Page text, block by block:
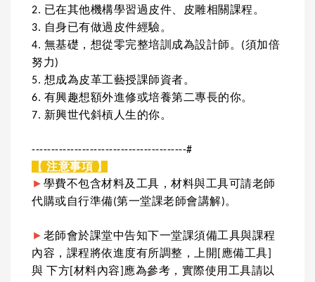
2. 已在其他機構學習過皮件、皮雕相關課程。
3. 自身已有做過皮件經驗。
4. 無基礎，想從零完整培訓成為設計師。(須加倍
努力)
5. 想成為皮革工藝授課師資者。
6. 有興趣想額外進修或培養第二專長的你。
7. 新興世代斜槓人生的你。
----------------------------------------#
【 注意事項 】
► 學費不包含材料及工具，材料與工具可請老師
代購或自行準備(第一堂課老師會講解)。
► 老師會於課堂中告知下一堂課須備工具與課程
內容，課程將依進度有所調整，上開[應備工具]
與 下方[材料內容]應為參考，實際使用工具請以